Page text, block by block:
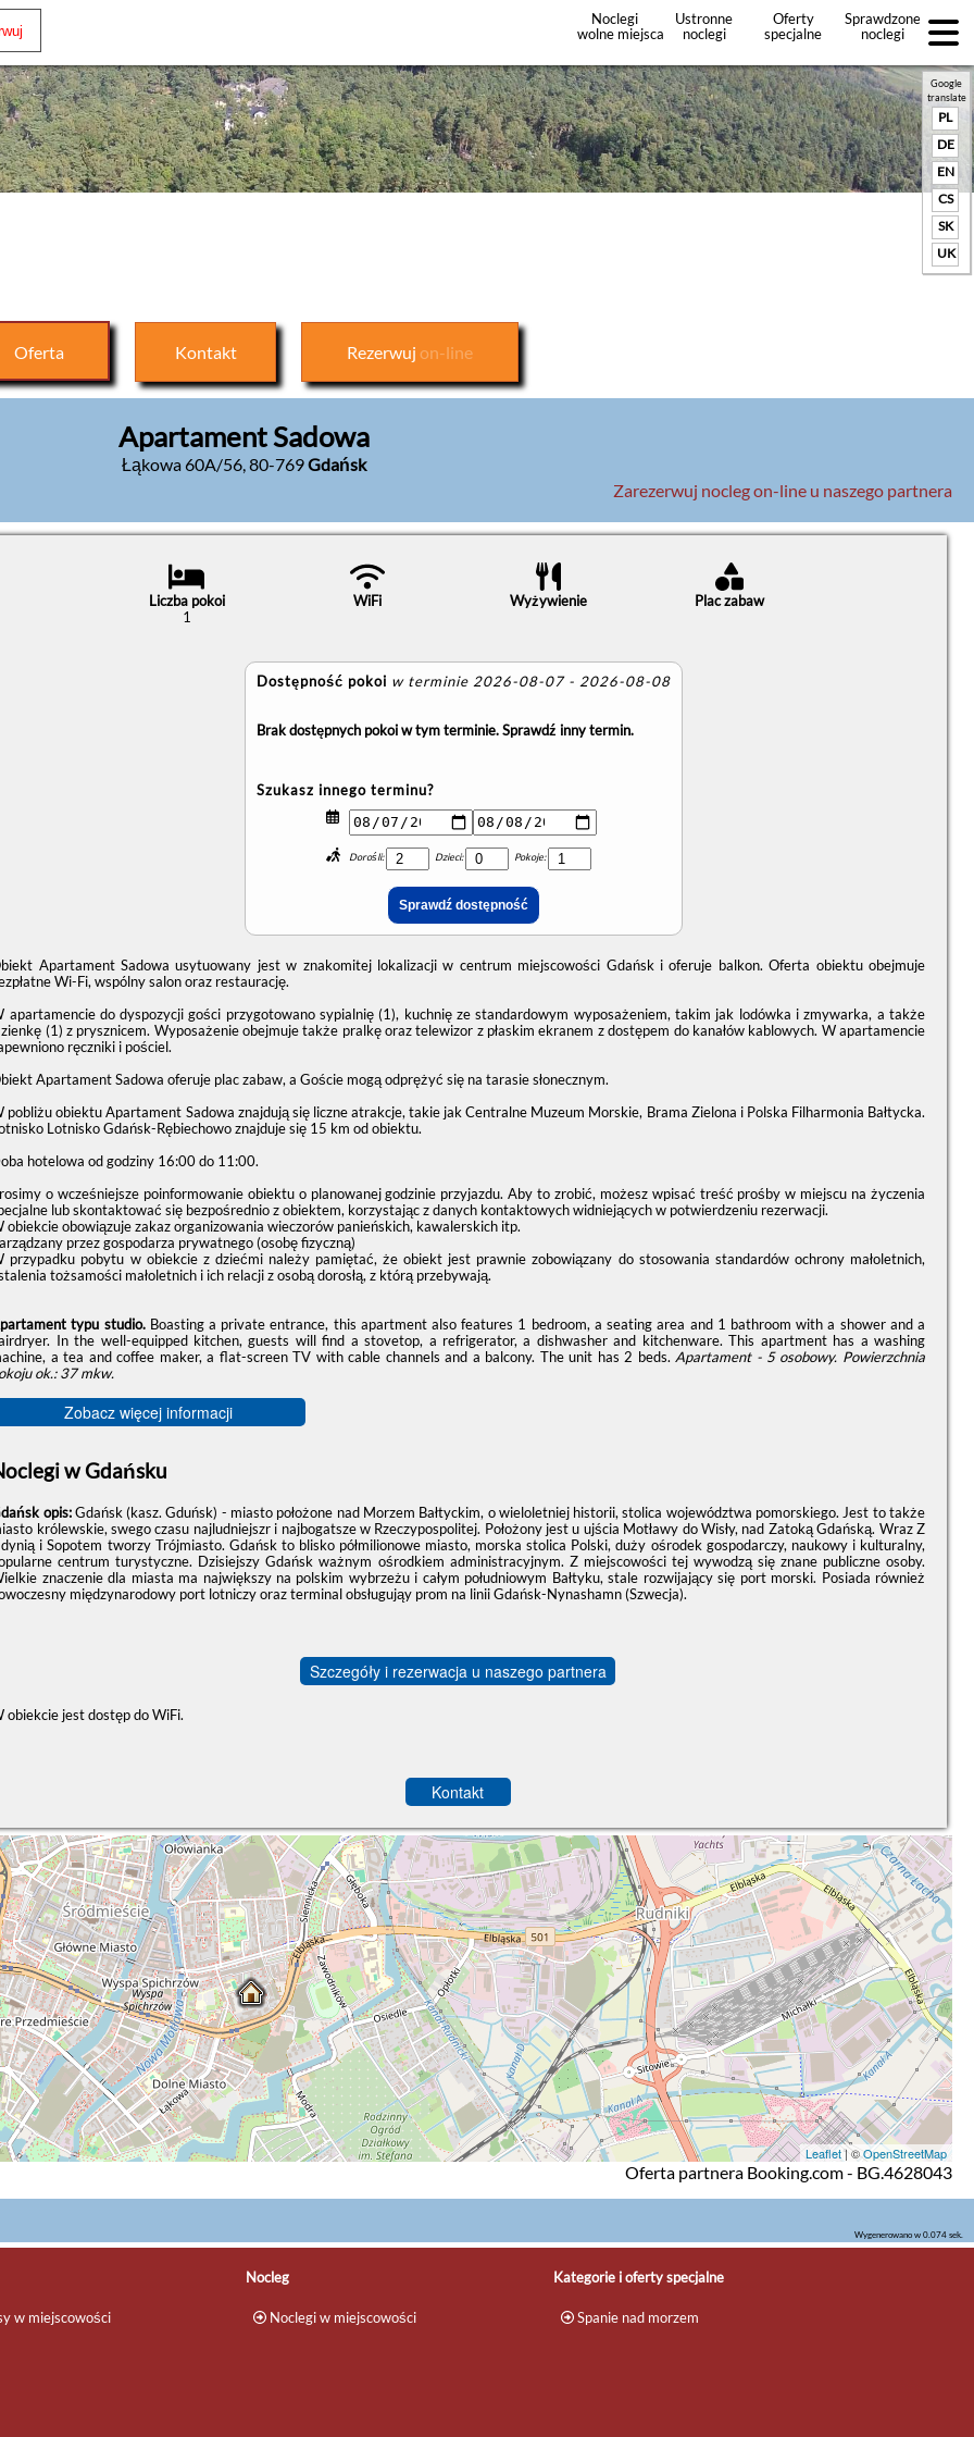
Noclegi
wolne miejsca
Ustronne
noclegi
Oferty
specjalne
Sprawdzone
noclegi
+Dodaj
ofertę
Google
translate
PL
DE
EN
CS
SK
UK
Oferta Kontakt Rezerwuj on-line
Apartament Sadowa
Łąkowa 60A/56,80-769Gdańsk
Zarezerwuj nocleg on-line u naszego partnera
Liczba pokoi
1
WiFi Wyżywienie Plac zabaw
Dostępność pokoi w terminie 2026-08-07 - 2026-08-08
Brak dostępnych pokoi w tym terminie. Sprawdź inny termin.
Szukasz innego terminu?
Dorośli: Dzieci: Pokoje:
Apartament Sadowa usytuowany jest w znakomitej lokalizacji w centrum miejscowości Gdańsk i oferuje balkon. Oferta obiektu obejmuje
Wi-Fi, wspólny salon oraz restaurację.
apartamencie do dyspozycji gości przygotowano sypialnię (1), kuchnię ze standardowym wyposażeniem, takim jak lodówka i zmywarka, a także
(1) z prysznicem. Wyposażenie obejmuje także pralkę oraz telewizor z płaskim ekranem z dostępem do kanałów kablowych. W apartamencie
ręczniki i pościel.
Apartament Sadowa oferuje plac zabaw, a Goście mogą odprężyć się na tarasie słonecznym.
pobliżu obiektu Apartament Sadowa znajdują się liczne atrakcje, takie jak Centralne Muzeum Morskie, Brama Zielona i Polska Filharmonia Bałtycka.
Lotnisko Gdańsk-Rębiechowo znajduje się 15 km od obiektu.
hotelowa od godziny 16:00do 11:00.
o wcześniejsze poinformowanie obiektu o planowanej godzinie przyjazdu. Aby to zrobić, możesz wpisać treść prośby w miejscu na życzenia
lub skontaktować się bezpośrednio z obiektem, korzystając z danych kontaktowych widniejących w potwierdzeniu rezerwacji.
obiekcie obowiązuje zakaz organizowania wieczorów panieńskich, kawalerskich itp.
przez gospodarza prywatnego (osobę fizyczną)
przypadku pobytu w obiekcie z dziećmi należy pamiętać, że obiekt jest prawnie zobowiązany do stosowania standardów ochrony małoletnich,
tożsamości małoletnich i ich relacji z osobą dorosłą, z którą przebywają.
typu studio.Boasting a private entrance, this apartment also features 1 bedroom, a seating area and 1 bathroom with a shower and a
In the well-equipped kitchen, guests will find a stovetop, a refrigerator, a dishwasher and kitchenware. This apartment has a washing
a tea and coffee maker, a flat-screen TV with cable channels and a balcony. The unit has 2 beds. Apartament - 5 osobowy. Powierzchnia
ok.: 37 mkw.
Zobacz więcej informacji
w Gdańsku
opis:Gdańsk (kasz. Gduńsk) - miasto położone nad Morzem Bałtyckim, o wieloletniej historii, stolica województwa pomorskiego. Jest to także
królewskie, swego czasu najludniejszr i najbogatsze w Rzeczypospolitej. Położony jest u ujścia Motławy do Wisły, nad Zatoką Gdańską. Wraz Z
i Sopotem tworzy Trójmiasto. Gdańsk to blisko półmilionowe miasto, morska stolica Polski, duży ośrodek gospodarczy, naukowy i kulturalny,
centrum turystyczne. Dzisiejszy Gdańsk ważnym ośrodkiem administracyjnym. Z miejscowości tej wywodzą się znane publiczne osoby.
znaczenie dla miasta ma największy na polskim wybrzeżu i całym południowym Bałtyku, stale rozwijający się port morski. Posiada również
międzynarodowy port lotniczy oraz terminal obsługująy prom na linii Gdańsk-Nynashamn (Szwecja).
Szczegóły i rezerwacja u naszego partnera
obiekcie jest dostęp do WiFi.
Kontakt
Leaflet| ©OpenStreetMap
Oferta partnera Booking.com - BG.4628043
Wygenerowano w 0.074 sek.
w miejscowości
Nocleg
Noclegi w miejscowości
Kategorie i oferty specjalne
Spanie nad morzem